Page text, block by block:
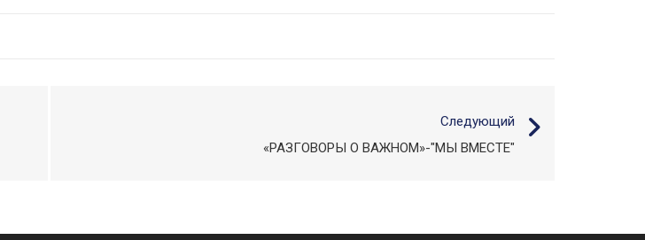
Следующий
«РАЗГОВОРЫ О ВАЖНОМ»-"МЫ ВМЕСТЕ"